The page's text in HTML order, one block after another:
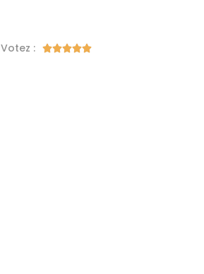
Votez : 